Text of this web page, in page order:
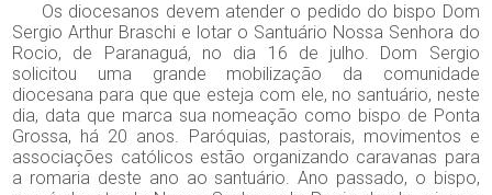
Os diocesanos devem atender o pedido do bispo Dom
Sergio Arthur Braschi e lotar o Santuário Nossa Senhora do
Rocio, de Paranaguá, no dia 16 de julho. Dom Sergio
solicitou uma grande mobilização da comunidade
diocesana para que que esteja com ele, no santuário, neste
dia, data que marca sua nomeação como bispo de Ponta
Grossa, há 20 anos. Paróquias, pastorais, movimentos e
associações católicos estão organizando caravanas para
a romaria deste ano ao santuário. Ano passado, o bispo,